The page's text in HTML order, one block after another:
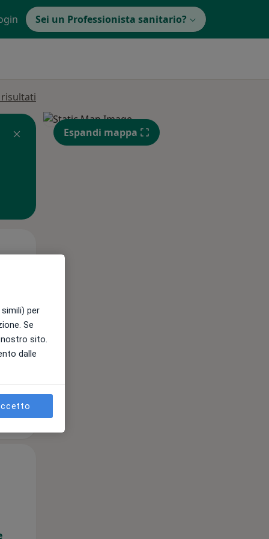
Sei un Professionista sanitario?
Espandi mappa
per
Se
sito.
dalle